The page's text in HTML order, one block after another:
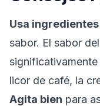
Usa
sabor. El sabor
licor de café, la
Agita bien para